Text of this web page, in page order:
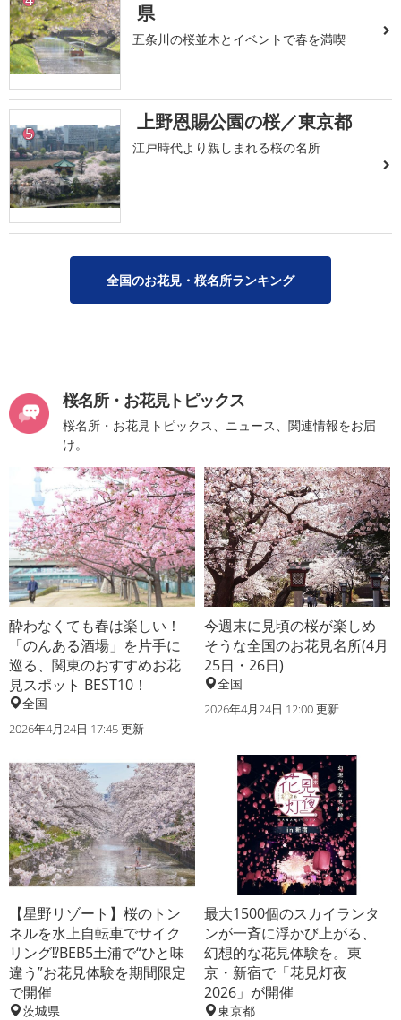
県
五条川の桜並木とイベントで春を満喫
5 上野恩賜公園の桜／東京都
江戸時代より親しまれる桜の名所
全国のお花見・桜名所ランキング
桜名所・お花見トピックス
桜名所・お花見トピックス、ニュース、関連情報をお届
け。
酔わなくても春は楽しい！
「のんある酒場」を片手に
巡る、関東のおすすめお花
見スポット BEST10！
全国
2026年4月24日 17:45 更新
今週末に見頃の桜が楽しめ
そうな全国のお花見名所(4月
25日・26日)
全国
2026年4月24日 12:00 更新
【星野リゾート】桜のトン
ネルを水上自転車でサイク
リング⁉BEB5土浦で“ひと味
違う”お花見体験を期間限定
で開催
茨城県
最大1500個のスカイランタ
ンが一斉に浮かび上がる、
幻想的な花見体験を。東
京・新宿で「花見灯夜
2026」が開催
東京都